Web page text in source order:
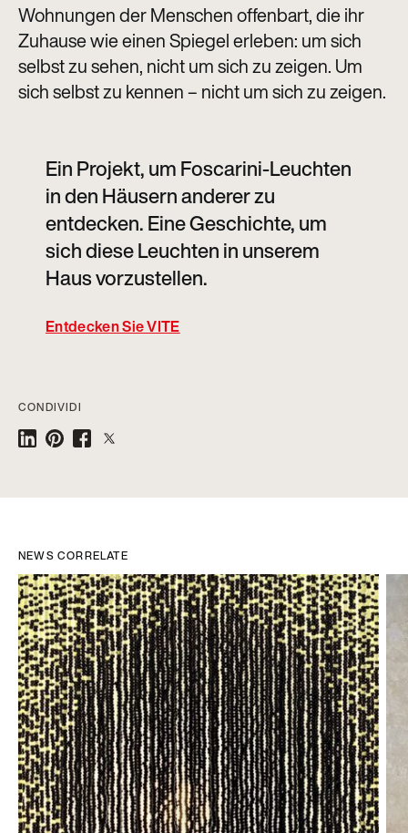
Wohnungen der Menschen offenbart, die ihr
Zuhause wie einen Spiegel erleben: um sich
selbst zu sehen, nicht um sich zu zeigen. Um
sich selbst zu kennen – nicht um sich zu zeigen.
Ein Projekt, um Foscarini-Leuchten
in den Häusern anderer zu
entdecken. Eine Geschichte, um
sich diese Leuchten in unserem
Haus vorzustellen.
Entdecken Sie VITE
CONDIVIDI
NEWS CORRELATE